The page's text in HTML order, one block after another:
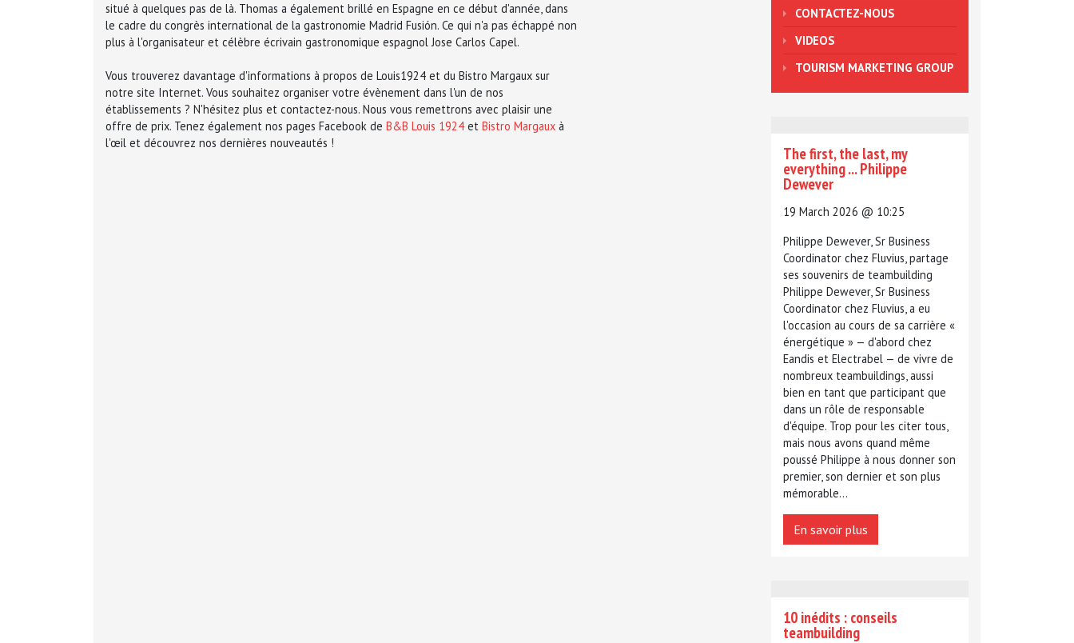
situé à quelques pas de là. Thomas a également brillé en Espagne en ce début d'année, dans
le cadre du congrès international de la gastronomie Madrid Fusión. Ce qui n'a pas échappé non
plus à l'organisateur et célèbre écrivain gastronomique espagnol Jose Carlos Capel.
Vous trouverez davantage d'informations à propos de Louis1924 et du Bistro Margaux sur
notre site Internet. Vous souhaitez organiser votre évènement dans l'un de nos
établissements ? N'hésitez plus et contactez-nous. Nous vous remettrons avec plaisir une
offre de prix. Tenez également nos pages Facebook de B&B Louis 1924 et Bistro Margaux à
l'œil et découvrez nos dernières nouveautés !
CONTACTEZ-NOUS
VIDEOS
TOURISM MARKETING GROUP
The first, the last, my
everything ... Philippe
Dewever
19 March 2026 @ 10:25
Philippe Dewever, Sr Business
Coordinator chez Fluvius, partage
ses souvenirs de teambuilding
Philippe Dewever, Sr Business
Coordinator chez Fluvius, a eu
l'occasion au cours de sa carrière «
énergétique » — d'abord chez
Eandis et Electrabel — de vivre de
nombreux teambuildings, aussi
bien en tant que participant que
dans un rôle de responsable
d'équipe. Trop pour les citer tous,
mais nous avons quand même
poussé Philippe à nous donner son
premier, son dernier et son plus
mémorable...
En savoir plus
10 inédits : conseils
teambuilding